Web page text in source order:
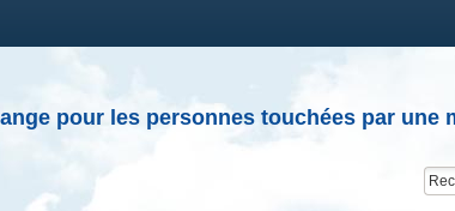
pour les personnes touchées par une